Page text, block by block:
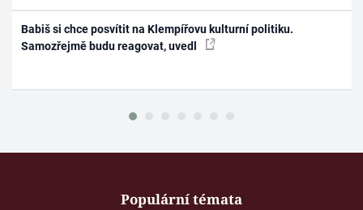
Babiš si chce posvítit na Klempířovu kulturní politiku.
Samozřejmě budu reagovat, uvedl
Populární témata